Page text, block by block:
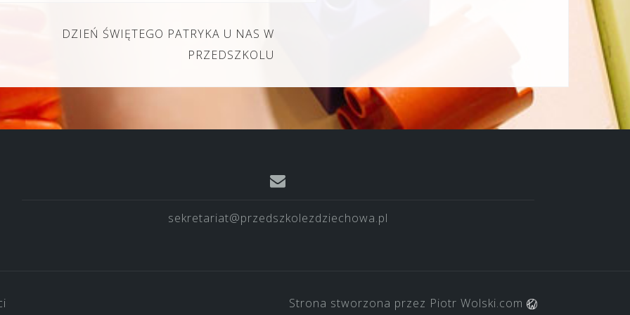
DZIEŃ ŚWIĘTEGO PATRYKA U NAS W
PRZEDSZKOLU
sekretariat@przedszkolezdziechowa.pl
Strona stworzona przez Piotr Wolski.com